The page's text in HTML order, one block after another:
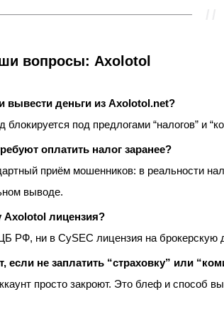
вопросы: Axolotol
вывести деньги из Axolotol.net?
блокируется под предлогами “налогов” и
оплатить налог заранее?
приём мошенников: в реальности
выводе.
Axolotol лицензия?
РФ, ни в CySEC лицензия на брокерскую
если не заплатить “страховку” или
просто закроют. Это блеф и способ